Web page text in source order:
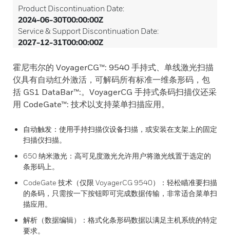
Product Discontinuation Date:
2024-06-30T00:00:00Z
Service & Support Discontinuation Date:
2027-12-31T00:00:00Z
霍尼韦尔的 VoyagerCG™: 9540 手持式、单线激光扫描
仪具有自动红外激活，可解码所有标准一维条形码，包
括 GS1 DataBar™:。VoyagerCG 手持式条码扫描仪还采
用 CodeGate™: 技术以支持菜单扫描应用。
自动触发：使用手持扫描仪设备扫描，或安装在支架上的固定
扫描仪扫描。
650 纳米激光：高可见度激光允许用户将激光线置于选定的
条形码上。
CodeGate 技术（仅限 VoyagerCG 9540）：轻松瞄准要扫描
的条码，只需按一下按钮即可完成数据传输，非常适合菜单扫
描应用。
解析（数据编辑）：格式化条形码数据以满足主机系统的特定
要求。